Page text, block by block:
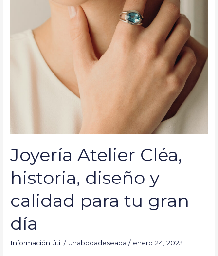
Joyería Atelier Cléa,
historia, diseño y
calidad para tu gran
día
Información útil / unabodadeseada/ enero 24, 2023